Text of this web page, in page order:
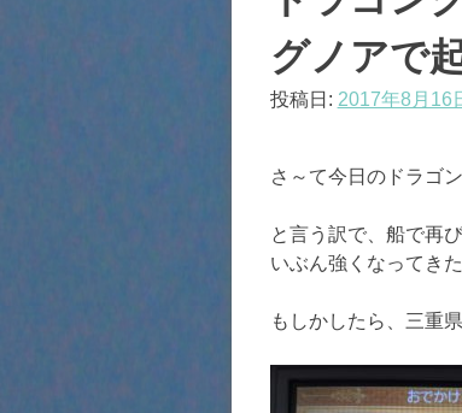
グノアで
投稿日: 2017年8月16
さ～て今日のドラゴ
と言う訳で、船で再
いぶん強くなってき
もしかしたら、三重